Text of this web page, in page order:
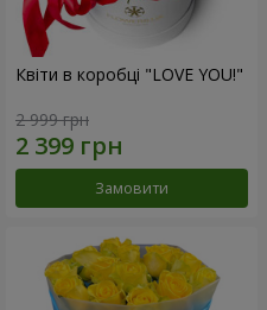
Квіти в коробці "LOVE YOU!"
2 999 грн
Замовити